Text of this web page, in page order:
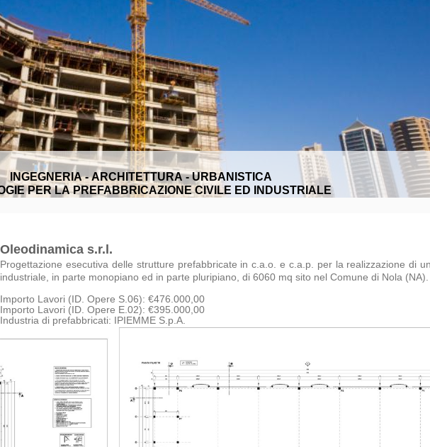
INGEGNERIA - ARCHITETTURA - URBANISTICA
PER LA PREFABBRICAZIONE CIVILE ED INDUSTRIALE
Oleodinamica s.r.l.
Progettazione esecutiva delle strutture prefabbricate in c.a.o. e c.a.p. per la realizzazione di
industriale, in parte monopiano ed in parte pluripiano, di 6060 mq sito nel Comune di Nola (NA).
Importo Lavori (ID. Opere S.06): €476.000,00
Importo Lavori (ID. Opere E.02): €395.000,00
Industria di prefabbricati: IPIEMME S.p.A.